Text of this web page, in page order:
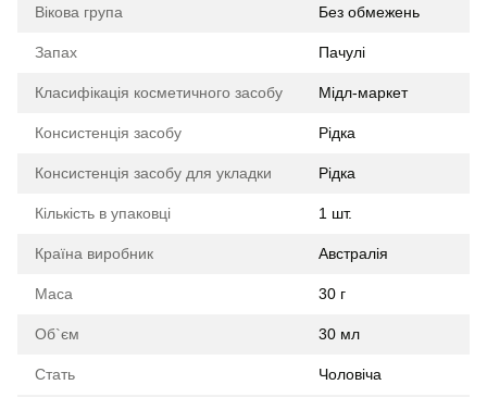
Вікова група Без обмежень
Запах Пачулі
Класифікація косметичного засобу Мідл-маркет
Консистенція засобу Рідка
Консистенція засобу для укладки Рідка
Кількість в упаковці 1 шт.
Країна виробник Австралія
Маса 30 г
Об`єм 30 мл
Стать Чоловіча